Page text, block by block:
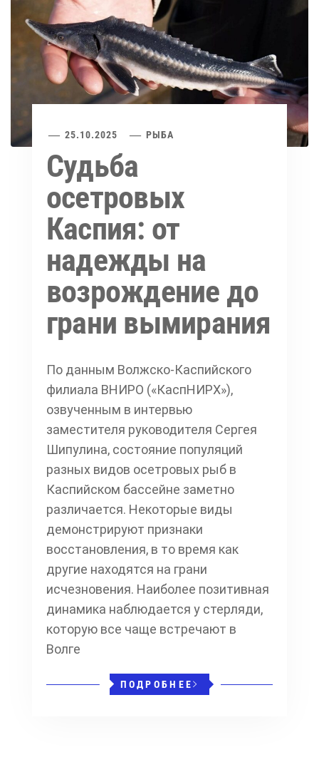
25.10.2025 РЫБА
Судьба
осетровых
Каспия: от
надежды на
возрождение до
грани вымирания
По данным Волжско-Каспийского
филиала ВНИРО («КаспНИРХ»),
озвученным в интервью
заместителя руководителя Сергея
Шипулина, состояние популяций
разных видов осетровых рыб в
Каспийском бассейне заметно
различается. Некоторые виды
демонстрируют признаки
восстановления, в то время как
другие находятся на грани
исчезновения. Наиболее позитивная
динамика наблюдается у стерляди,
которую все чаще встречают в
Волге
ПОДРОБНЕЕ